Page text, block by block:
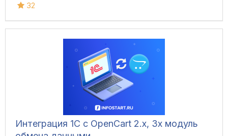
32
Интеграция 1С с OpenCart 2.x, 3x модуль